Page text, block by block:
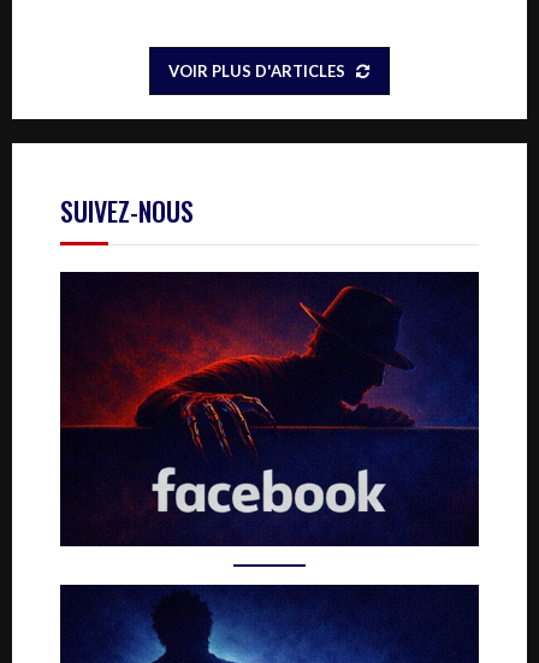
VOIR PLUS D'ARTICLES
SUIVEZ-NOUS